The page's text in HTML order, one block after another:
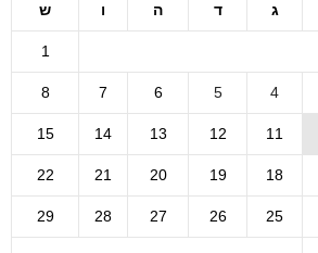
ג ד ה ו ש
1
4
5
6
7
8
11
12
13
14
15
18
19
20
21
22
25
26
27
28
29